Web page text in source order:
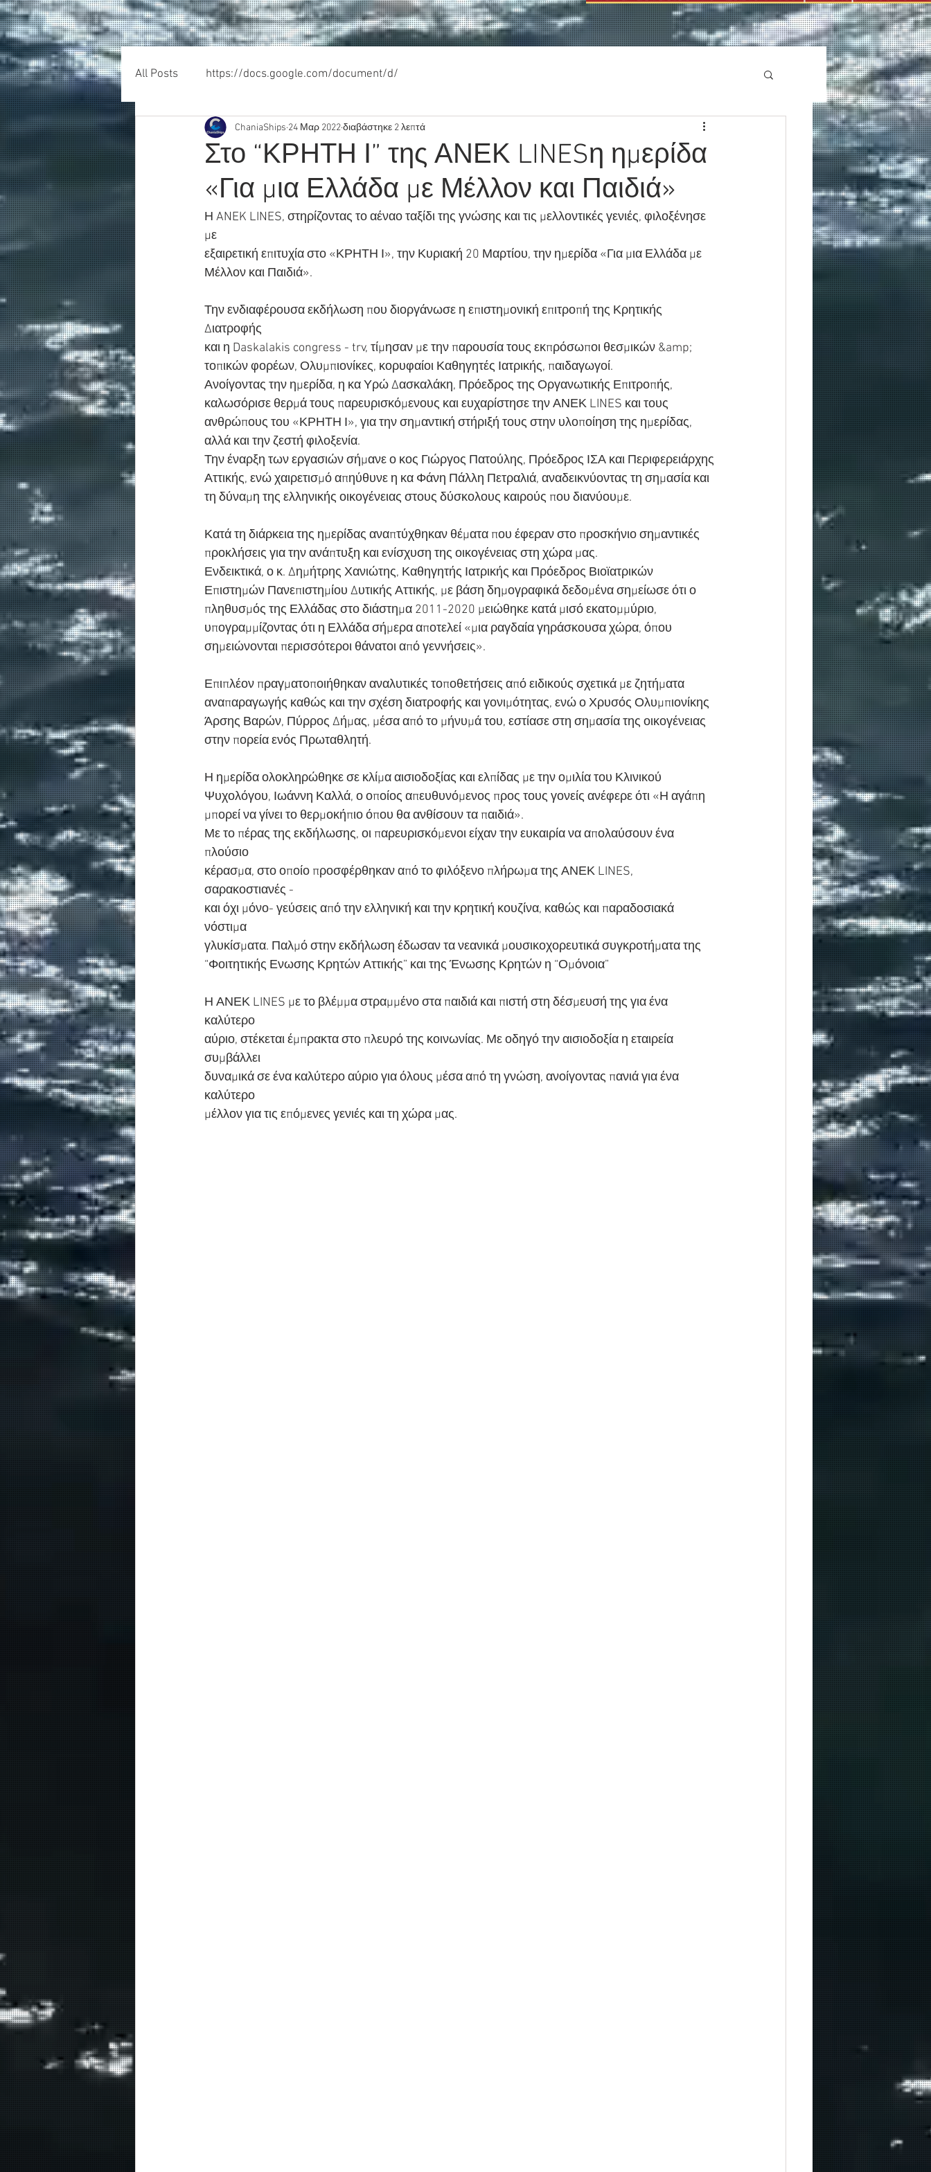
All Posts https://docs.google.com/document/d/
Στο “ΚΡΗΤΗ Ι” της ΑΝΕΚ LINESη ημερίδα
«Για μια Ελλάδα με Μέλλον και Παιδιά»
ChaniaShips 24 Μαρ 2022διαβάστηκε 2 λεπτά
Η ANEK LINES, στηρίζοντας το αέναο ταξίδι της γνώσης και τις μελλοντικές γενιές, φιλοξένησε
με
εξαιρετική επιτυχία στο «ΚΡΗΤΗ Ι», την Κυριακή 20 Μαρτίου, την ημερίδα «Για μια Ελλάδα με
Μέλλον και Παιδιά».
Την ενδιαφέρουσα εκδήλωση που διοργάνωσε η επιστημονική επιτροπή της Κρητικής
Διατροφής
και η Daskalakis congress - trv, τίμησαν με την παρουσία τους εκπρόσωποι θεσμικών &amp;
τοπικών φορέων, Ολυμπιονίκες, κορυφαίοι Καθηγητές Ιατρικής, παιδαγωγοί.
Ανοίγοντας την ημερίδα, η κα Υρώ Δασκαλάκη, Πρόεδρος της Οργανωτικής Επιτροπής,
καλωσόρισε θερμά τους παρευρισκόμενους και ευχαρίστησε την ΑΝΕΚ LINES και τους
ανθρώπους του «ΚΡΗΤΗ Ι», για την σημαντική στήριξή τους στην υλοποίηση της ημερίδας,
αλλά και την ζεστή φιλοξενία.
Την έναρξη των εργασιών σήμανε ο κος Γιώργος Πατούλης, Πρόεδρος ΙΣΑ και Περιφερειάρχης
Αττικής, ενώ χαιρετισμό απηύθυνε η κα Φάνη Πάλλη Πετραλιά, αναδεικνύοντας τη σημασία και
τη δύναμη της ελληνικής οικογένειας στους δύσκολους καιρούς που διανύουμε.
Κατά τη διάρκεια της ημερίδας αναπτύχθηκαν θέματα που έφεραν στο προσκήνιο σημαντικές
προκλήσεις για την ανάπτυξη και ενίσχυση της οικογένειας στη χώρα μας.
Ενδεικτικά, ο κ. Δημήτρης Χανιώτης, Καθηγητής Ιατρικής και Πρόεδρος Βιοϊατρικών
Επιστημών Πανεπιστημίου Δυτικής Αττικής, με βάση δημογραφικά δεδομένα σημείωσε ότι ο
πληθυσμός της Ελλάδας στο διάστημα 2011-2020 μειώθηκε κατά μισό εκατομμύριο,
υπογραμμίζοντας ότι η Ελλάδα σήμερα αποτελεί «μια ραγδαία γηράσκουσα χώρα, όπου
σημειώνονται περισσότεροι θάνατοι από γεννήσεις».
Επιπλέον πραγματοποιήθηκαν αναλυτικές τοποθετήσεις από ειδικούς σχετικά με ζητήματα
αναπαραγωγής καθώς και την σχέση διατροφής και γονιμότητας, ενώ ο Χρυσός Ολυμπιονίκης
Άρσης Βαρών, Πύρρος Δήμας, μέσα από το μήνυμά του, εστίασε στη σημασία της οικογένειας
στην πορεία ενός Πρωταθλητή.
Η ημερίδα ολοκληρώθηκε σε κλίμα αισιοδοξίας και ελπίδας με την ομιλία του Κλινικού
Ψυχολόγου, Ιωάννη Καλλά, ο οποίος απευθυνόμενος προς τους γονείς ανέφερε ότι «Η αγάπη
μπορεί να γίνει το θερμοκήπιο όπου θα ανθίσουν τα παιδιά».
Με το πέρας της εκδήλωσης, οι παρευρισκόμενοι είχαν την ευκαιρία να απολαύσουν ένα
πλούσιο
κέρασμα, στο οποίο προσφέρθηκαν από το φιλόξενο πλήρωμα της ΑΝΕΚ LINES,
σαρακοστιανές -
και όχι μόνο- γεύσεις από την ελληνική και την κρητική κουζίνα, καθώς και παραδοσιακά
νόστιμα
γλυκίσματα. Παλμό στην εκδήλωση έδωσαν τα νεανικά μουσικοχορευτικά συγκροτήματα της
“Φοιτητικής Ενωσης Κρητών Αττικής” και της Ένωσης Κρητών η “Ομόνοια”
Η ΑΝΕΚ LINES με το βλέμμα στραμμένο στα παιδιά και πιστή στη δέσμευσή της για ένα
καλύτερο
αύριο, στέκεται έμπρακτα στο πλευρό της κοινωνίας. Με οδηγό την αισιοδοξία η εταιρεία
συμβάλλει
δυναμικά σε ένα καλύτερο αύριο για όλους μέσα από τη γνώση, ανοίγοντας πανιά για ένα
καλύτερο
μέλλον για τις επόμενες γενιές και τη χώρα μας.